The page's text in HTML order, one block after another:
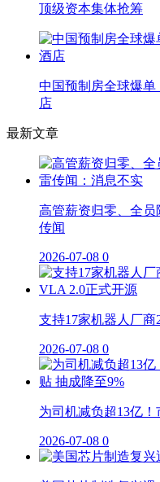
顶级资本集体抢筹
中国预制房全球爆
店
最新文章
高管薪资归零、全
传闻
2026-07-08 0
支持17家机器人厂
2026-07-08 0
为司机减负超13亿
2026-07-08 0